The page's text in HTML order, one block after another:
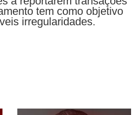
tem como objetivo
irregularidades.